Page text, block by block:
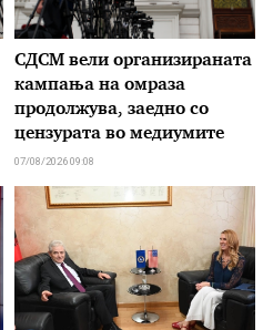
СДСМ вели организираната
кампања на омраза
продолжува, заедно со
цензурата во медиумите
07/08/2026 09:08